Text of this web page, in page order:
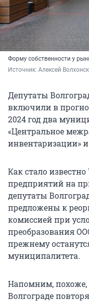
Форму собственности у
Источник: Алексей
Депутаты
включили в
2024 год два
«Центральное
инвентаризации»
Как стало
предприятий на
депутаты
предложены к
комиссией при
преобразования
прежнему
муниципалитета.
Напомним, похоже,
Волгограде